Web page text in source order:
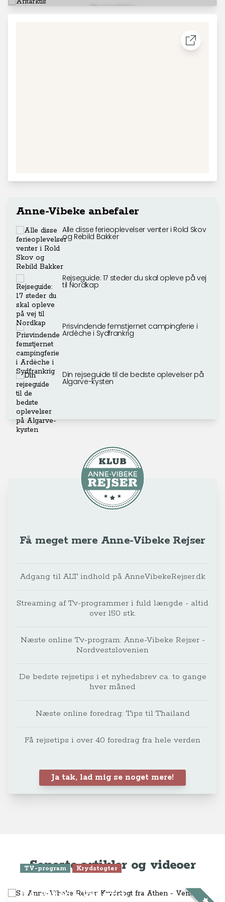
Antarktis
Anne-Vibeke anbefaler
Alle disse ferieoplevelser venter i Rold Skov
og Rebild Bakker
Rejseguide: 17 steder du skal opleve på vej
til Nordkap
Prisvindende femstjernet campingferie i
Ardèche i Sydfrankrig
Din rejseguide til de bedste oplevelser på
Algarve-kysten
Få meget mere Anne-Vibeke Rejser
Adgang til ALT indhold på AnneVibekeRejser.dk
Streaming af Tv-programmer i fuld længde - altid
over 150 stk.
Næste online Tv-program: Anne-Vibeke Rejser -
Nordvestslovenien
De bedste rejsetips i et nyhedsbrev ca. to gange
hver måned
Næste online foredrag: Tips til Thailand
Få rejsetips i over 40 foredrag fra hele verden
Ja tak, lad mig se noget mere!
Seneste artikler og videoer
TV-program Krydstogter
fra Athen - Venedig